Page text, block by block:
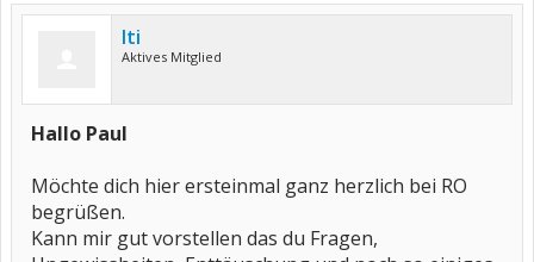
Iti
Aktives Mitglied
Hallo Paul
Möchte dich hier ersteinmal ganz herzlich bei RO
begrüßen.
Kann mir gut vorstellen das du Fragen,